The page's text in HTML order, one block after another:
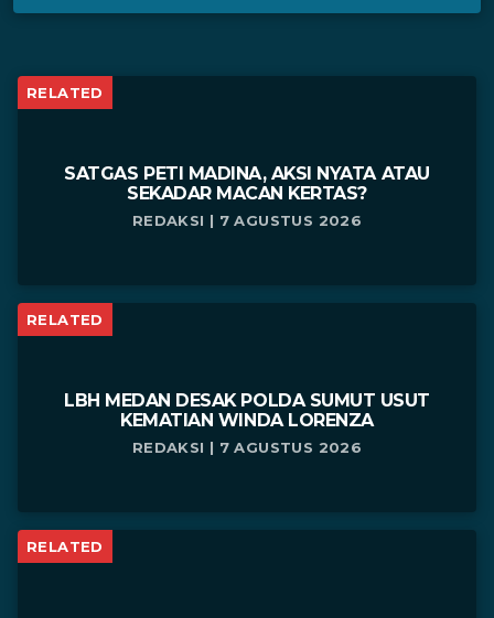
RELATED
SATGAS PETI MADINA, AKSI NYATA ATAU
SEKADAR MACAN KERTAS?
REDAKSI | 7 AGUSTUS 2026
RELATED
LBH MEDAN DESAK POLDA SUMUT USUT
KEMATIAN WINDA LORENZA
REDAKSI | 7 AGUSTUS 2026
RELATED